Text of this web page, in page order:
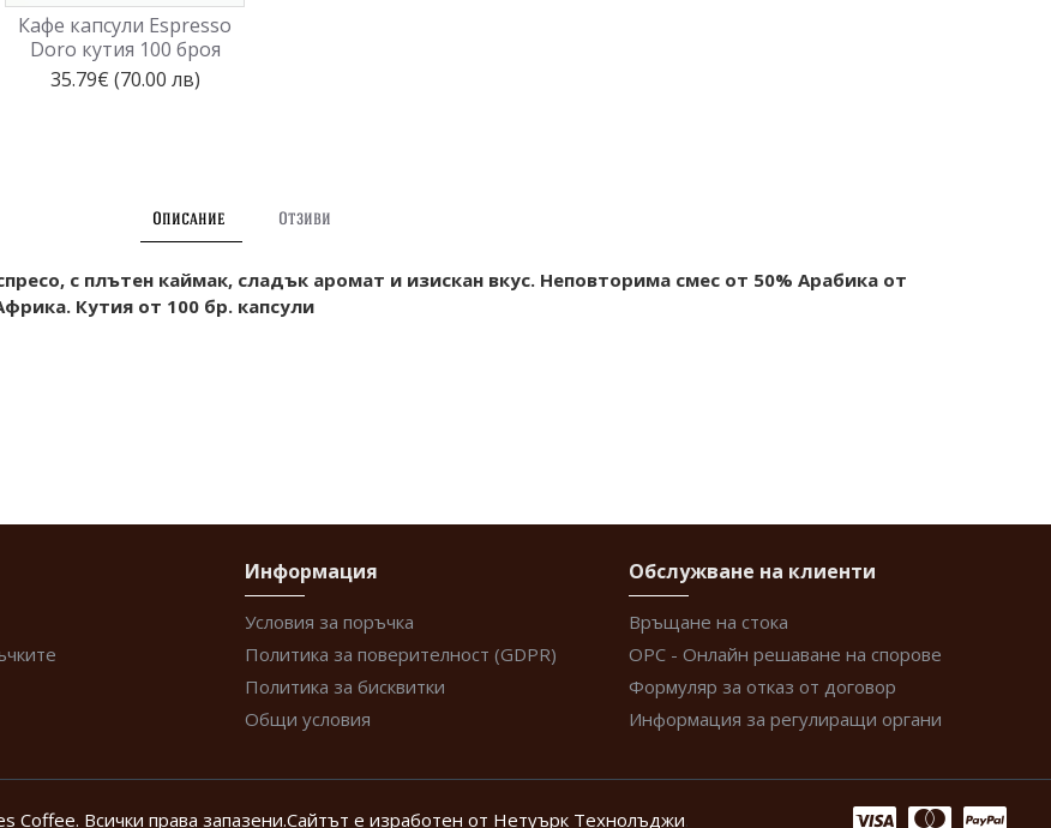
Кафе капсули Espresso
Doro кутия 100 броя
35.79€ (70.00 лв)
Описание Отзиви
с плътен каймак, сладък аромат и изискан вкус. Неповторима смес от 50% Aрабика от
Кутия от 100 бр. капсули
Информация
Условия за поръчка
Политика за поверителност (GDPR)
Политика за бисквитки
Общи условия
Обслужване на клиенти
Връщане на стока
ОРС - Онлайн решаване на спорове
Формуляр за отказ от договор
Информация за регулиращи органи
Coffee. Всички права запазени.Сайтът е изработен от Нетуърк Технолъджи.